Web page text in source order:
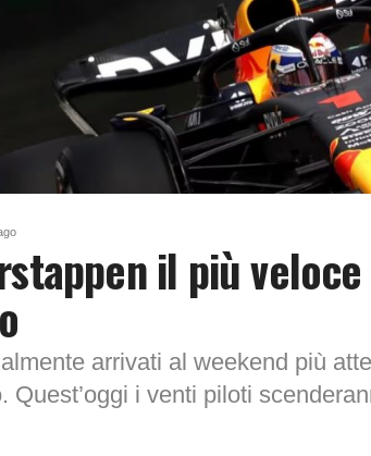
il più
arrivati al weekend più
Quest’oggi i venti piloti